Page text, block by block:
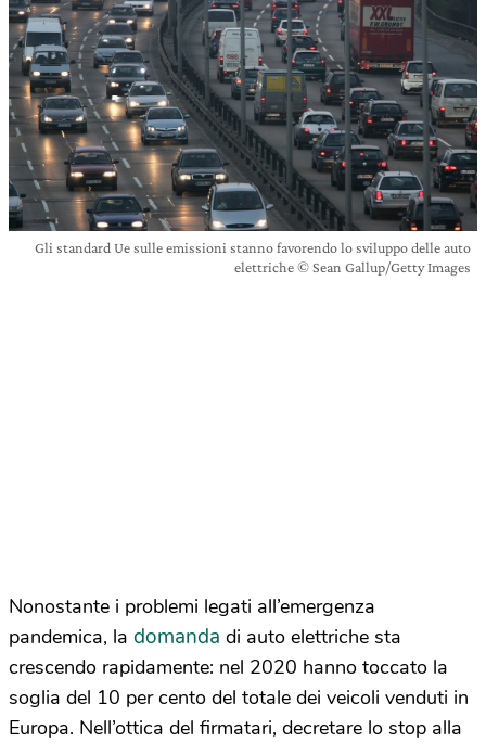
Gli standard Ue sulle emissioni stanno favorendo lo sviluppo delle auto
elettriche © Sean Gallup/Getty Images
Nonostante i problemi legati all’emergenza
pandemica, la domanda di auto elettriche sta
crescendo rapidamente: nel 2020 hanno toccato la
soglia del 10 per cento del totale dei veicoli venduti in
Europa. Nell’ottica del firmatari, decretare lo stop alla